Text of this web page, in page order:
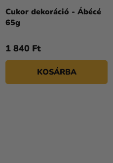
Cukor dekoráció - Ábécé
65g
1 840 Ft
KOSÁRBA